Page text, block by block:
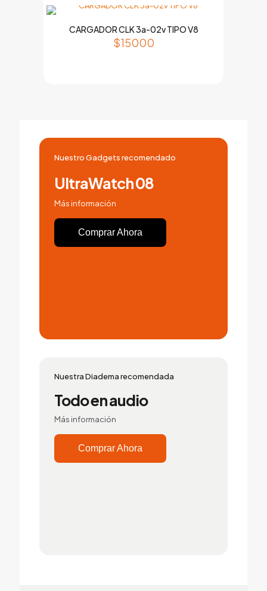
CARGADOR CLK 3a-02v TIPO V8
$15000
Nuestro Gadgets recomendado
UltraWatch 08
Más información
Comprar Ahora
Nuestra Diadema recomendada
Todo en audio
Más información
Comprar Ahora